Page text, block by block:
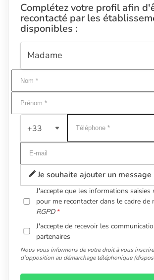
Complétez votre profil afin
recontacté par les
disponibles :
+33
Je souhaite ajouter un message
J'accepte que les informations saisies
pour me recontacter dans le cadre de
RGPD
J'accepte de recevoir les
partenaires
Nous vous informons de votre droit à vous
d'opposition au démarchage téléphonique